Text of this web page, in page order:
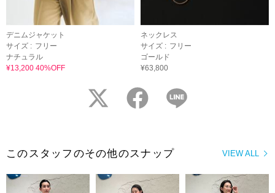
デニムジャケット
サイズ : フリー
ナチュラル
¥13,200 40%OFF
ネックレス
サイズ : フリー
ゴールド
¥63,800
twitter facebook
VIEW ALL
このスタッフのその他のスナップ